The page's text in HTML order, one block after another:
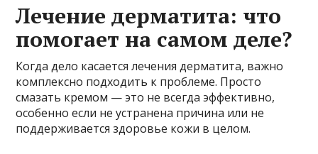
Лечение дерматита: что
помогает на самом деле?
Когда дело касается лечения дерматита, важно
комплексно подходить к проблеме. Просто
смазать кремом — это не всегда эффективно,
особенно если не устранена причина или не
поддерживается здоровье кожи в целом.